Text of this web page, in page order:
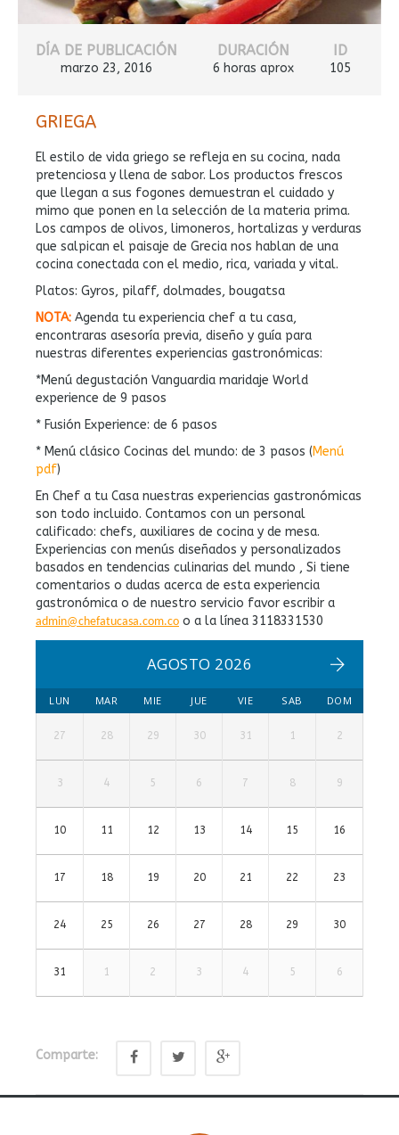
DÍA DE PUBLICACIÓN
marzo 23, 2016
DURACIÓN
6 horas aprox
ID
105
GRIEGA
El estilo de vida griego se refleja en su cocina, nada
pretenciosa y llena de sabor. Los productos frescos
que llegan a sus fogones demuestran el cuidado y
mimo que ponen en la selección de la materia prima.
Los campos de olivos, limoneros, hortalizas y verduras
que salpican el paisaje de Grecia nos hablan de una
cocina conectada con el medio, rica, variada y vital.
Platos: Gyros, pilaff, dolmades, bougatsa
NOTA: Agenda tu experiencia chef a tu casa,
encontraras asesoría previa, diseño y guía para
nuestras diferentes experiencias gastronómicas:
*Menú degustación Vanguardia maridaje World
experience de 9 pasos
* Fusión Experience: de 6 pasos
* Menú clásico Cocinas del mundo: de 3 pasos (Menú
pdf)
En Chef a tu Casa nuestras experiencias gastronómicas
son todo incluido. Contamos con un personal
calificado: chefs, auxiliares de cocina y de mesa.
Experiencias con menús diseñados y personalizados
basados en tendencias culinarias del mundo , Si tiene
comentarios o dudas acerca de esta experiencia
gastronómica o de nuestro servicio favor escribir a
admin@chefatucasa.com.co o a la línea 3118331530
AGOSTO 2026
LUN MAR MIE JUE VIE SAB DOM
27 28 29 30 31 1 2
3 4 5 6 7 8 9
10 11 12 13 14 15 16
17 18 19 20 21 22 23
24 25 26 27 28 29 30
31 1 2 3 4 5 6
Comparte: